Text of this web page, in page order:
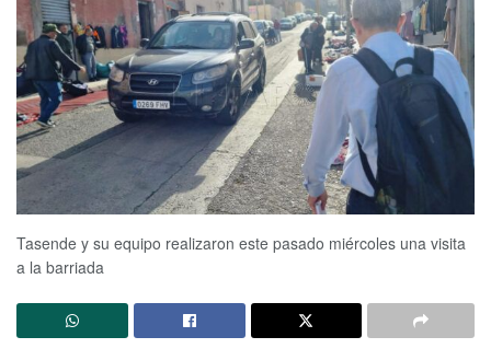
Tasende y su equipo realizaron este pasado miércoles una visita
a la barriada